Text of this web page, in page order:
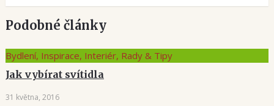
Podobné články
Bydlení, Inspirace, Interiér, Rady & Tipy
Jak vybírat svítidla
31 května, 2016